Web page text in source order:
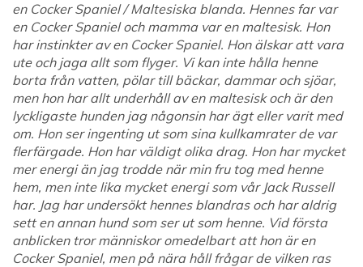
en Cocker Spaniel / Maltesiska blanda. Hennes far var
en Cocker Spaniel och mamma var en maltesisk. Hon
har instinkter av en Cocker Spaniel. Hon älskar att vara
ute och jaga allt som flyger. Vi kan inte hålla henne
borta från vatten, pölar till bäckar, dammar och sjöar,
men hon har allt underhåll av en maltesisk och är den
lyckligaste hunden jag någonsin har ägt eller varit med
om. Hon ser ingenting ut som sina kullkamrater de var
flerfärgade. Hon har väldigt olika drag. Hon har mycket
mer energi än jag trodde när min fru tog med henne
hem, men inte lika mycket energi som vår Jack Russell
har. Jag har undersökt hennes blandras och har aldrig
sett en annan hund som ser ut som henne. Vid första
anblicken tror människor omedelbart att hon är en
Cocker Spaniel, men på nära håll frågar de vilken ras